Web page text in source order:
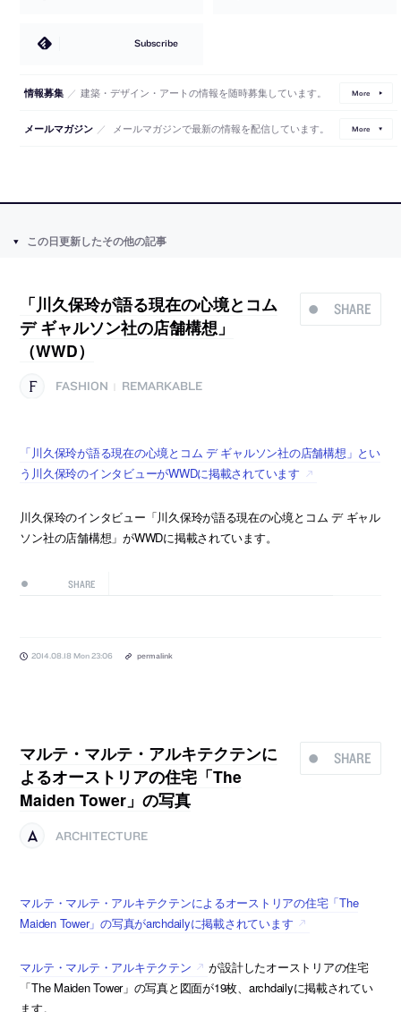
Subscribe
情報募集 ／ 建築・デザイン・アートの情報を随時募集しています。 More
メールマガジン ／ メールマガジンで最新の情報を配信しています。 More
この日更新したその他の記事
SHARE
「川久保玲が語る現在の心境とコム
デ ギャルソン社の店舗構想」
（WWD）
FASHION REMARKABLE
「川久保玲が語る現在の心境とコム デ ギャルソン社の店舗構想」とい
う川久保玲のインタビューがWWDに掲載されています
川久保玲のインタビュー「川久保玲が語る現在の心境とコム デ ギャル
ソン社の店舗構想」がWWDに掲載されています。
SHARE
2014.08.18 Mon 23:06 permalink
SHARE
マルテ・マルテ・アルキテクテンに
よるオーストリアの住宅「The
Maiden Tower」の写真
ARCHITECTURE
マルテ・マルテ・アルキテクテンによるオーストリアの住宅「The
Maiden Tower」の写真がarchdailyに掲載されています
マルテ・マルテ・アルキテクテン
が設計したオーストリアの住宅
「The Maiden Tower」の写真と図面が19枚、archdailyに掲載されてい
ます。